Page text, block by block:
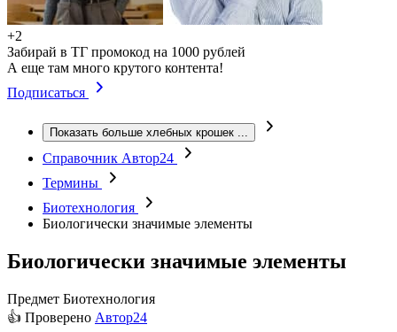
+2
Забирай в ТГ промокод на 1000 рублей
А еще там много крутого контента!
Подписаться
Показать больше хлебных крошек ...
Справочник Автор24
Термины
Биотехнология
Биологически значимые элементы
Биологически значимые элементы
Предмет Биотехнология
👍 Проверено Автор24